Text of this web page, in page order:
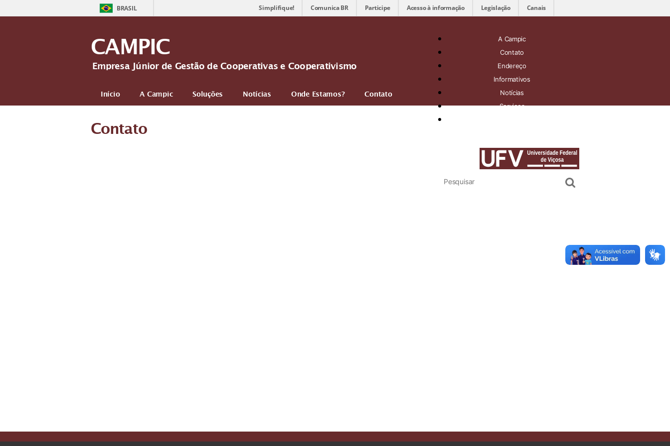
BRASIL Simplifique! Comunica BR Participe Acesso à informação Legislação Canais
CAMPIC
Empresa Júnior de Gestão de Cooperativas e Cooperativismo
A Campic
Contato
Endereço
Informativos
Notícias
Serviços
Início A Campic Soluções Notícias Onde Estamos? Contato
Contato